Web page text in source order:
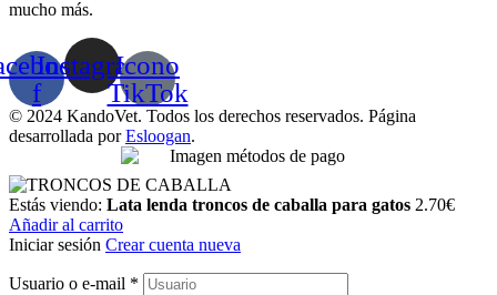
mucho más.
f
InstagramIcono
TikTok
© 2024 KandoVet. Todos los derechos reservados. Página
desarrollada porEsloogan.
Estás viendo: Lata lenda troncos de caballa para gatos 2.70€
Añadir al carrito
Iniciar sesión Crear cuenta nueva
Usuario o e-mail *